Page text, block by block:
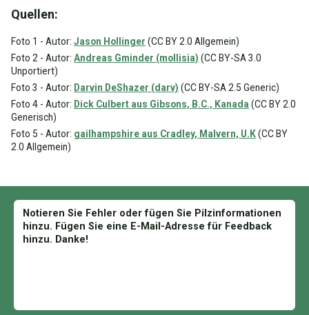
Quellen:
Foto 1 - Autor: Jason Hollinger (CC BY 2.0 Allgemein)
Foto 2 - Autor: Andreas Gminder (mollisia) (CC BY-SA 3.0
Unportiert)
Foto 3 - Autor: Darvin DeShazer (darv) (CC BY-SA 2.5 Generic)
Foto 4 - Autor: Dick Culbert aus Gibsons, B.C., Kanada (CC BY 2.0
Generisch)
Foto 5 - Autor: gailhampshire aus Cradley, Malvern, U.K(CC BY
2.0 Allgemein)